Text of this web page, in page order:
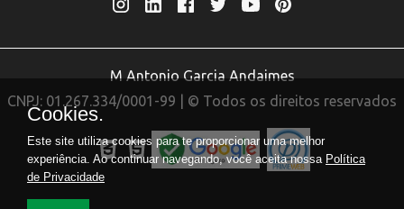
M Antonio Garcia Andaimes
CNPJ: 01.267.334/0001-99 | © Todos os direitos reservados
Cookies.
Este site utiliza cookies para te proporcionar uma melhor
experiência. Ao continuar navegando, você aceita nossa Política
de Privacidade